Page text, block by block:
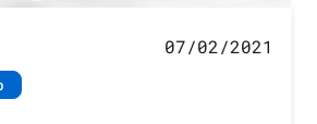
07/02/2021